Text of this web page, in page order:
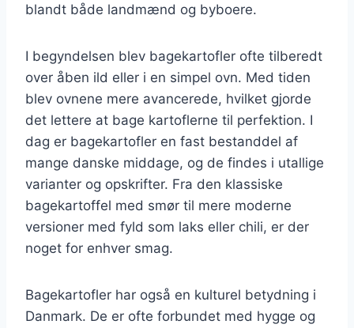
blandt både landmænd og byboere.
I begyndelsen blev bagekartofler ofte tilberedt
over åben ild eller i en simpel ovn. Med tiden
blev ovnene mere avancerede, hvilket gjorde
det lettere at bage kartoflerne til perfektion. I
dag er bagekartofler en fast bestanddel af
mange danske middage, og de findes i utallige
varianter og opskrifter. Fra den klassiske
bagekartoffel med smør til mere moderne
versioner med fyld som laks eller chili, er der
noget for enhver smag.
Bagekartofler har også en kulturel betydning i
Danmark. De er ofte forbundet med hygge og